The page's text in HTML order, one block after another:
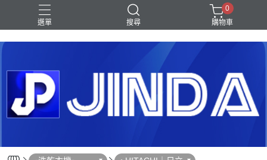
選單 搜尋
Shark｜Ninja 滾筒洗衣機 除濕機 電視
0
購物車